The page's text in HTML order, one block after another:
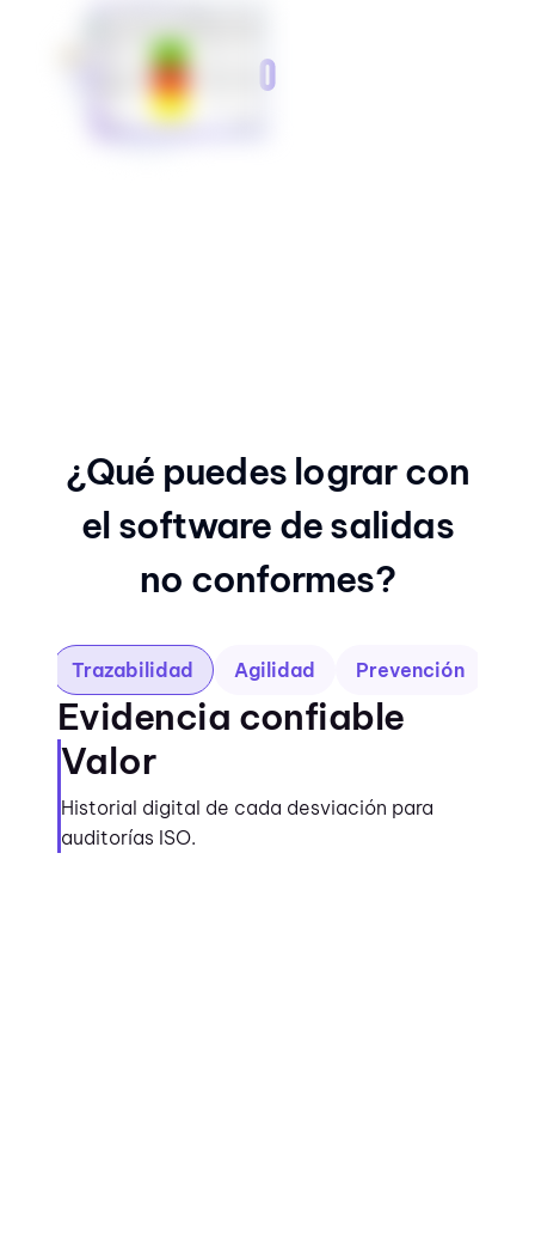
¿Qué puedes lograr con
el software de salidas
no conformes?
Trazabilidad Agilidad Prevención
Evidencia confiable
Valor
Historial digital de cada desviación para
auditorías ISO.